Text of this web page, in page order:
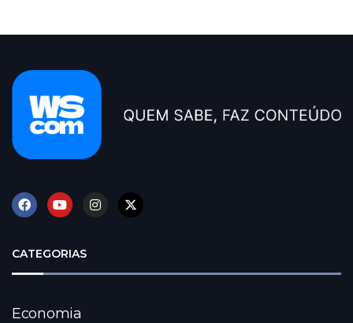
CATEGORIAS
Economia